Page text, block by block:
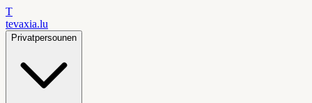
T
tevaxia.lu
Privatpersounen